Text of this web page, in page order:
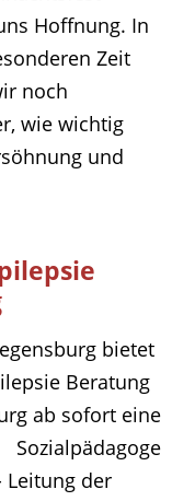
Hoffnung. In
Zeit
noch
wie wichtig
und
bietet
Beratung
ab sofort eine
Sozialpädagoge
Leitung der